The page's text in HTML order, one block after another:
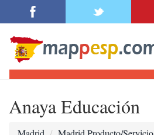
Anaya Educación